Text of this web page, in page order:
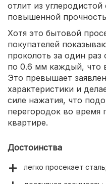
отлит из
повышенной
Хотя это бытовой
покупателей
проколоть за один раз
по 0.6 мм каждый, что
Это превышает
характеристики и
силе нажатия, что
перегородок во время
квартире.
Достоинства
легко просекает сталь;